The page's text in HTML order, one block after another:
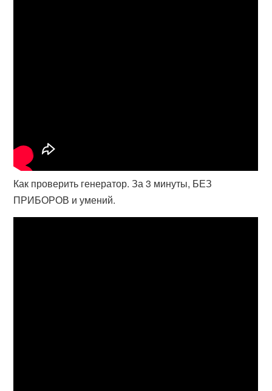
Как проверить генератор. За 3 минуты, БЕЗ
ПРИБОРОВ и умений.